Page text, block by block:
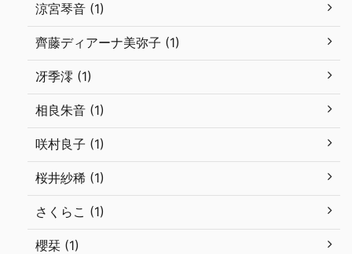
涼宮琴音 (1)
齊藤ディアーナ美弥子 (1)
冴季澪 (1)
相良朱音 (1)
咲村良子 (1)
桜井紗稀 (1)
さくらこ (1)
櫻栞 (1)